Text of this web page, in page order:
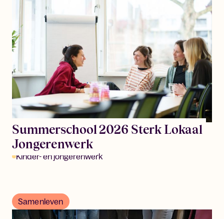
Summerschool 2026 Sterk Lokaal
Jongerenwerk
Kinder- en jongerenwerk
Samenleven